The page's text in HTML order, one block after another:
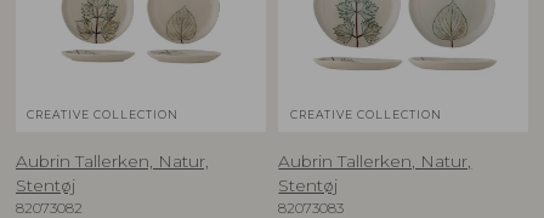
CREATIVE COLLECTION
Aubrin Tallerken, Natur,
Stentøj
82073082
CREATIVE COLLECTION
Aubrin Tallerken, Natur,
Stentøj
82073083